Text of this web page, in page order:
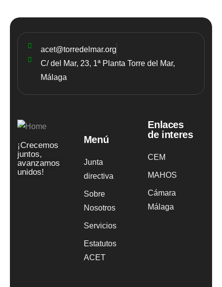
acet@torredelmar.org
C/ del Mar, 23, 1ª Planta Torre del Mar,
Málaga
¡Crecemos
juntos,
avanzamos
unidos!
Menú
Junta
directiva
Sobre
Nosotros
Servicios
Estatutos
ACET
Enlaces
de interes
CEM
MAHOS
Cámara
Málaga